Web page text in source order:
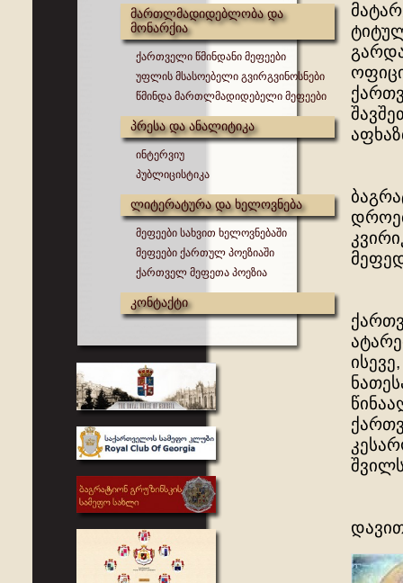
მართლმადიდებლობა და
მონარქია
ქართველი წმინდანი მეფეები
უფლის მსასოებელი გვირგვინოსნები
წმინდა მართლმადიდებელი მეფეები
პრესა და ანალიტიკა
ინტერვიუ
პუბლიცისტიკა
ლიტერატურა და ხელოვნება
მეფეები სახვით ხელოვნებაში
მეფეები ქართულ პოეზიაში
ქართველ მეფეთა პოეზია
კონტაქტი